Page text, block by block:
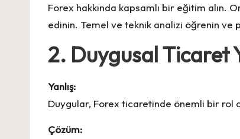
Forex hakkında kapsamlı bir eğitim
edinin. Temel ve teknik analizi öğrenin ve
2. Duygusal Ticaret
Yanlış:
Duygular, Forex ticaretinde önemli bir rol
Çözüm: